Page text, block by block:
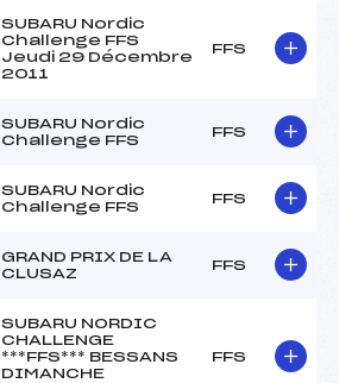
SUBARU Nordic
Challenge FFS
Jeudi 29 Décembre
2011
FFS
SUBARU Nordic
Challenge FFS
FFS
SUBARU Nordic
Challenge FFS
FFS
GRAND PRIX DE LA
CLUSAZ
FFS
SUBARU NORDIC
CHALLENGE
***FFS*** BESSANS
DIMANCHE
FFS